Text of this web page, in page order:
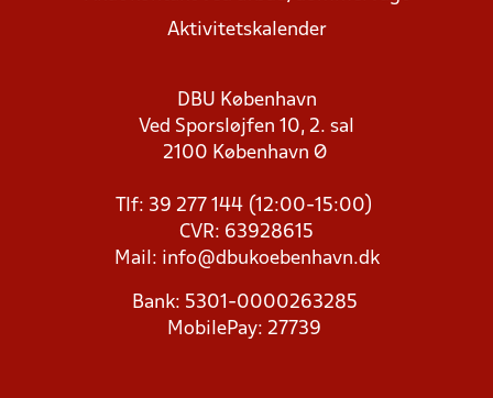
Aktivitetskalender
DBU København
Ved Sporsløjfen 10, 2. sal
2100 København Ø
Tlf: 39 277 144 (12:00-15:00)
CVR: 63928615
Mail: info@dbukoebenhavn.dk
Bank: 5301-0000263285
MobilePay: 27739